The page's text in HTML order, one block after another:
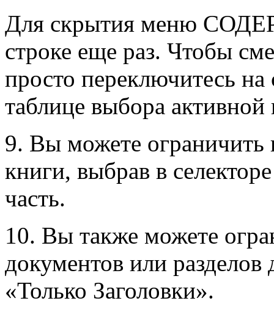
Для скрытия меню
строке еще раз. Чтобы
просто переключитесь
таблице выбора активной
9. Вы можете ограничить
книги, выбрав в
часть.
10. Вы также можете
документов или
«Только Заголовки».